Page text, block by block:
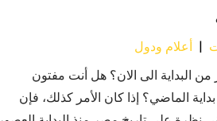
| أعلام ودول
البداية الى الان؟ هل أنت مفتون
الماضي؟ إذا كان الأمر كذلك، فإن